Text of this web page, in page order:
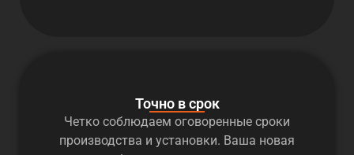
Точно в срок
Четко соблюдаем оговоренные сроки
производства и установки. Ваша новая